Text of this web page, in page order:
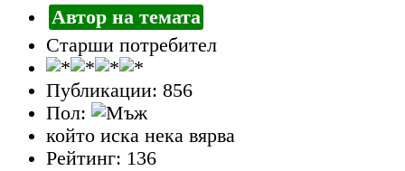
Автор на темата
Старши потребител
Публикации: 856
Пол:
който иска нека вярва
Рейтинг: 136